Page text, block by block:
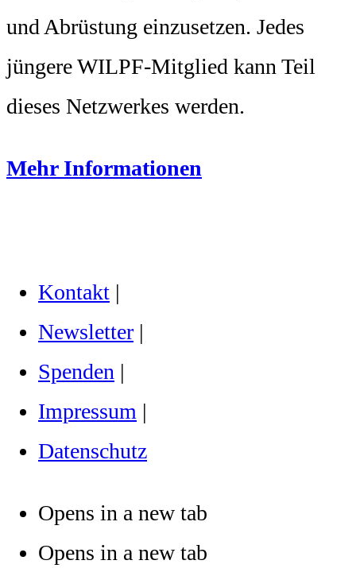
und Abrüstung einzusetzen. Jedes
jüngere WILPF-Mitglied kann Teil
dieses Netzwerkes werden.
Mehr Informationen
Kontakt |
Newsletter |
Spenden |
Impressum |
Datenschutz
Opens in a new tab
Opens in a new tab